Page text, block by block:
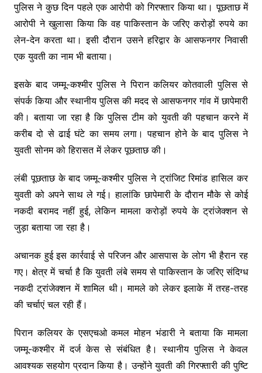
पुलिस ने कुछ दिन पहले एक आरोपी को गिरफ्तार किया था। पूछताछ में
आरोपी ने खुलासा किया कि वह पाकिस्तान के जरिए करोड़ों रुपये का
लेन-देन करता था। इसी दौरान उसने हरिद्वार के आसफनगर निवासी
एक युवती का नाम भी बताया।
इसके बाद जम्मू-कश्मीर पुलिस ने पिरान कलियर कोतवाली पुलिस से
संपर्क किया और स्थानीय पुलिस की मदद से आसफनगर गांव में छापेमारी
की। बताया जा रहा है कि पुलिस टीम को युवती की पहचान करने में
करीब दो से ढाई घंटे का समय लगा। पहचान होने के बाद पुलिस ने
युवती सोनम को हिरासत में लेकर पूछताछ की।
लंबी पूछताछ के बाद जम्मू-कश्मीर पुलिस ने ट्रांजिट रिमांड हासिल कर
युवती को अपने साथ ले गई। हालांकि छापेमारी के दौरान मौके से कोई
नकदी बरामद नहीं हुई, लेकिन मामला करोड़ों रुपये के ट्रांजेक्शन से
जुड़ा बताया जा रहा है।
अचानक हुई इस कार्रवाई से परिजन और आसपास के लोग भी हैरान रह
गए। क्षेत्र में चर्चा है कि युवती लंबे समय से पाकिस्तान के जरिए संदिग्ध
नकदी ट्रांजेक्शन में शामिल थी। मामले को लेकर इलाके में तरह-तरह
की चर्चाएं चल रही हैं।
पिरान कलियर के एसएचओ कमल मोहन भंडारी ने बताया कि मामला
जम्मू-कश्मीर में दर्ज केस से संबंधित है। स्थानीय पुलिस ने केवल
आवश्यक सहयोग प्रदान किया है। उन्होंने युवती की गिरफ्तारी की पुष्टि